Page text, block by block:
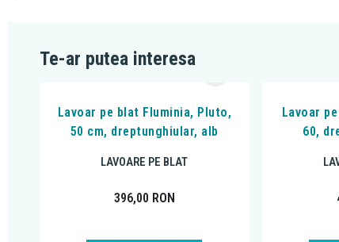
Te-ar putea interesa
Lavoar pe blat Fluminia, Pluto,
50 cm, dreptunghiular, alb
LAVOARE PE BLAT
396,00 RON
Lavoar
60,